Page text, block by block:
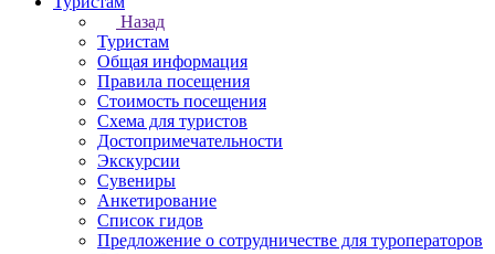
Назад
Туристам
Общая информация
Правила посещения
Стоимость посещения
Схема для туристов
Достопримечательности
Экскурсии
Сувениры
Анкетирование
Список гидов
Предложение о сотрудничестве для туроператоров